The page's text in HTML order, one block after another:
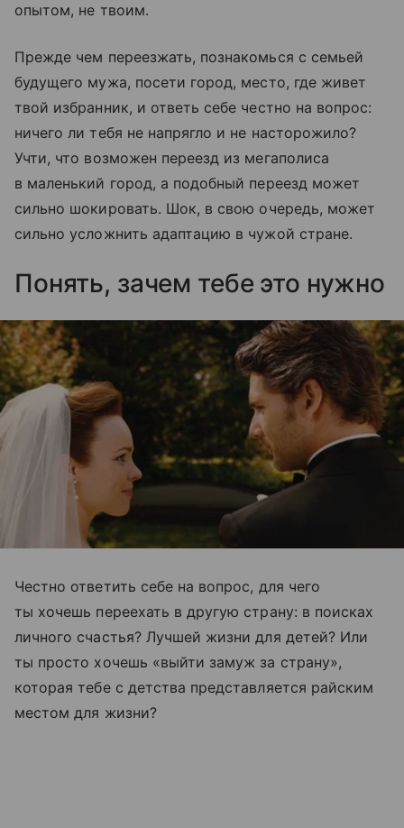
опытом, не твоим.
Прежде чем переезжать, познакомься с семьей
будущего мужа, посети город, место, где живет
твой избранник, и ответь себе честно на вопрос:
ничего ли тебя не напрягло и не насторожило?
Учти, что возможен переезд из мегаполиса
в маленький город, а подобный переезд может
сильно шокировать. Шок, в свою очередь, может
сильно усложнить адаптацию в чужой стране.
Понять, зачем тебе это нужно
Честно ответить себе на вопрос, для чего
ты хочешь переехать в другую страну: в поисках
личного счастья? Лучшей жизни для детей? Или
ты просто хочешь «выйти замуж за страну»,
которая тебе с детства представляется райским
местом для жизни?